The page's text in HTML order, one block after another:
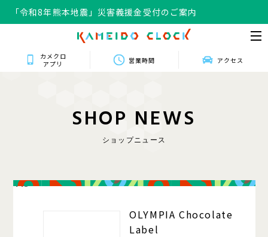
「令和8年熊本地震」災害義援金受付のご案内
カメクロ
アプリ
営業時間 アクセス
SHOP NEWS
ショップニュース
413
OLYMPIA Chocolate
Label